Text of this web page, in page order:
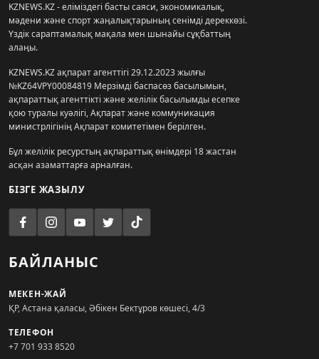
KZNEWS.KZ - еліміздегі басты саяси, экономикалық,
мәдени және спорт жаңалықтарының сенімді дереккөзі.
Үздік сараптамалық мақала мен шынайы сұқбаттың
алаңы.
KZNEWS.KZ ақпарат агенттігі 29.12.2023 жылғы
№KZ64VPY00084819 Мерзімді баспасөз басылымын,
ақпараттық агенттікті және желілік басылымды есепке
қою туралы куәлігі, Ақпарат және коммуникация
министрлігінің Ақпарат комитетімен берілген.
Бұл желілік ресурстың ақпараттық өнімдері 18 жастан
асқан азаматтарға арналған.
БІЗГЕ ЖАЗЫЛУ
БАЙЛАНЫС
МЕКЕН-ЖАЙ
ҚР, Астана қаласы, Әбікен Бектұров көшесі, 4/3
ТЕЛЕФОН
+7 701 933 8520